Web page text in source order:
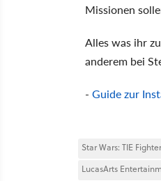
Missionen
Alles was ihr
anderem bei
- Guide zur
Star Wars: TIE Fighter
LucasArts